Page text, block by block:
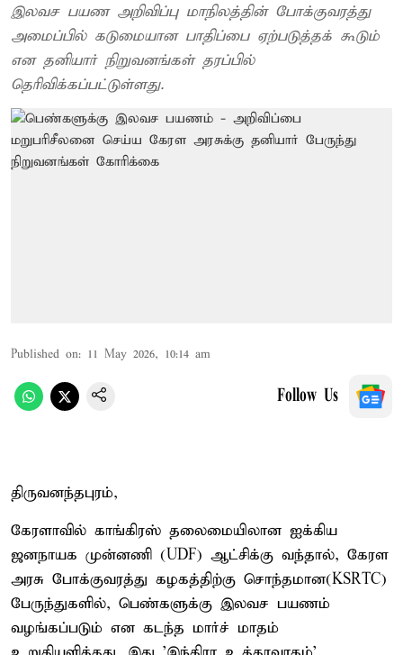
இலவச பயண அறிவிப்பு மாநிலத்தின் போக்குவரத்து
அமைப்பில் கடுமையான பாதிப்பை ஏற்படுத்தக் கூடும்
என தனியார் நிறுவனங்கள் தரப்பில்
தெரிவிக்கப்பட்டுள்ளது.
Published on: 11 May 2026, 10:14 am
Follow Us
திருவனந்தபுரம்,
கேரளாவில் காங்கிரஸ் தலைமையிலான ஐக்கிய
ஜனநாயக முன்னணி (UDF) ஆட்சிக்கு வந்தால், கேரள
அரசு போக்குவரத்து கழகத்திற்கு சொந்தமான(KSRTC)
பேருந்துகளில், பெண்களுக்கு இலவச பயணம்
வழங்கப்படும் என கடந்த மார்ச் மாதம்